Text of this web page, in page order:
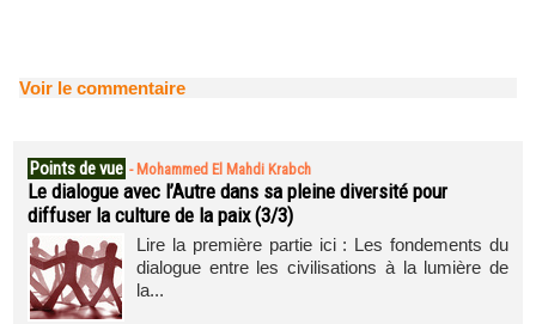
Voir le commentaire
Points de vue - Mohammed El Mahdi Krabch
Le dialogue avec l’Autre dans sa pleine diversité pour
diffuser la culture de la paix (3/3)
Lire la première partie ici : Les fondements du
dialogue entre les civilisations à la lumière de
la...